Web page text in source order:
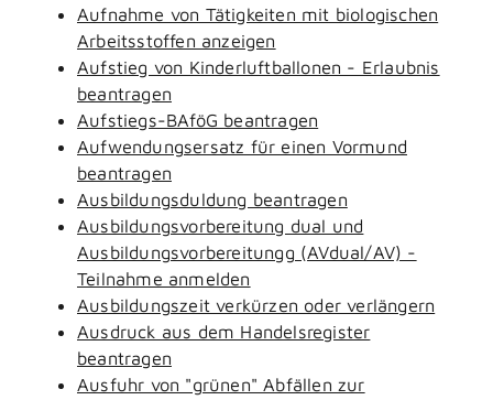
Aufnahme von Tätigkeiten mit biologischen
Arbeitsstoffen anzeigen
Aufstieg von Kinderluftballonen - Erlaubnis
beantragen
Aufstiegs-BAföG beantragen
Aufwendungsersatz für einen Vormund
beantragen
Ausbildungsduldung beantragen
Ausbildungsvorbereitung dual und
Ausbildungsvorbereitungg (AVdual/AV) -
Teilnahme anmelden
Ausbildungszeit verkürzen oder verlängern
Ausdruck aus dem Handelsregister
beantragen
Ausfuhr von "grünen" Abfällen zur